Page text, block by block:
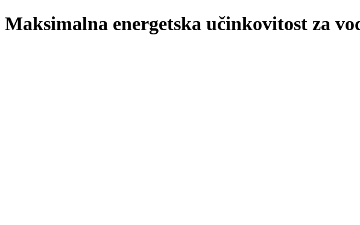
Maksimalna energetska učinkovitost za